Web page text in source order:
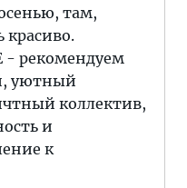
там,
красиво.
- рекомендуем
уютный
коллектив,
и
к